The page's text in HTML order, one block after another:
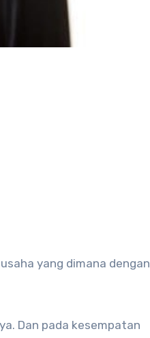
yang dimana dengan
Dan pada kesempatan